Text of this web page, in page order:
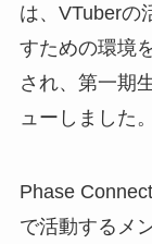
は、VTuberの
すための環境
され、第一期
ューしました。
Phase
で活動するメ